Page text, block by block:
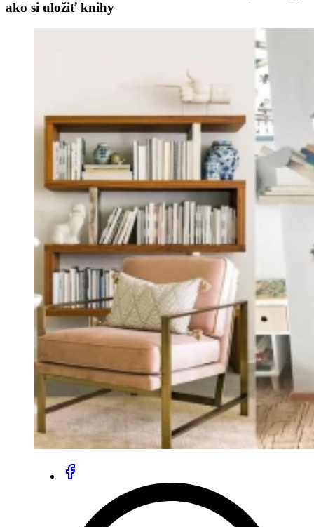
ako si uložiť knihy